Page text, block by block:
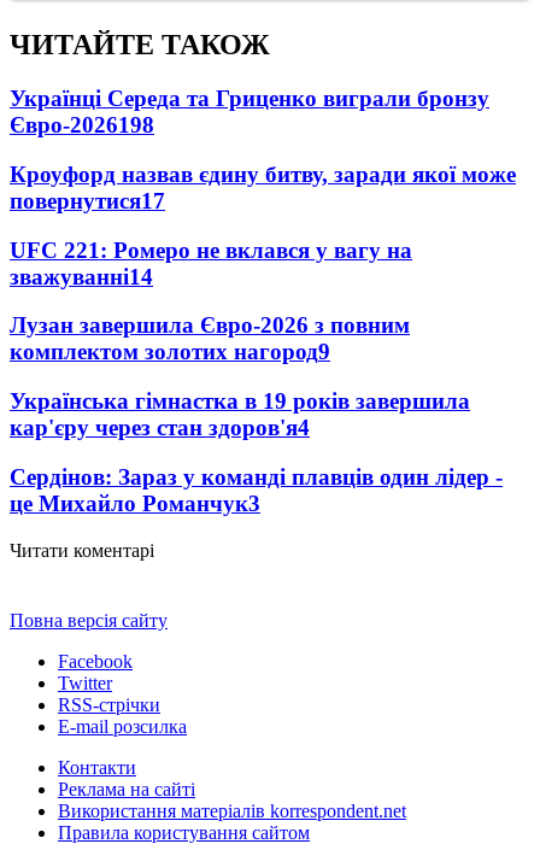
ЧИТАЙТЕ ТАКОЖ
Українці Середа та Гриценко виграли бронзу
Євро-2026198
Кроуфорд назвав єдину битву, заради якої може
повернутися17
UFC 221: Ромеро не вклався у вагу на
зважуванні14
Лузан завершила Євро-2026 з повним
комплектом золотих нагород9
Українська гімнастка в 19 років завершила
кар'єру через стан здоров'я4
Сердінов: Зараз у команді плавців один лідер -
це Михайло Романчук3
Читати коментарі
Повна версія сайту
Facebook
Twitter
RSS-стрічки
E-mail розсилка
Контакти
Реклама на сайті
Використання матеріалів korrespondent.net
Правила користування сайтом